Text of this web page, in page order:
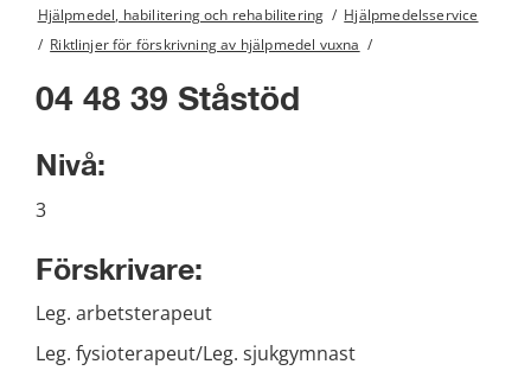
Hjälpmedel, habilitering och rehabilitering / Hjälpmedelsservice
/ Riktlinjer för förskrivning av hjälpmedel vuxna /
04 48 39 Ståstöd
Nivå:
3
Förskrivare:
Leg. arbetsterapeut
Leg. fysioterapeut/Leg. sjukgymnast